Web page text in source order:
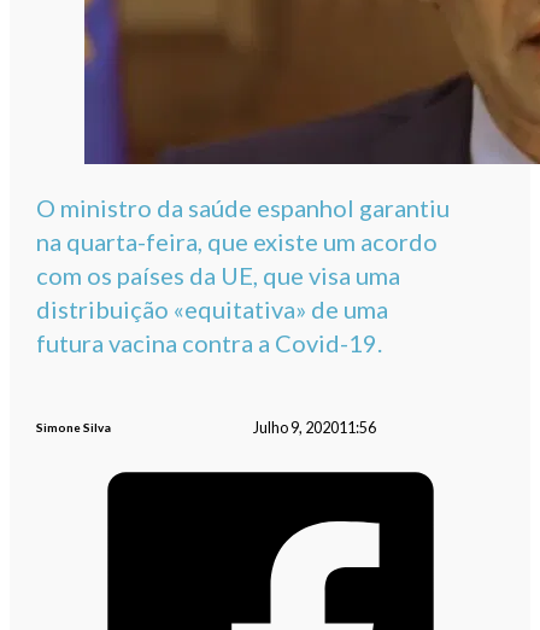
O ministro da saúde espanhol garantiu
na quarta-feira, que existe um acordo
com os países da UE, que visa uma
distribuição «equitativa» de uma
futura vacina contra a Covid-19.
Simone Silva Julho 9, 202011:56